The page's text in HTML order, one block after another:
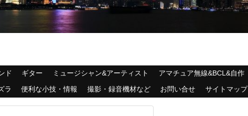
ド ギター ミュージシャン&アーティスト
アマチュア無線&BCL&自作
ラ 便利な小技・情報 撮影・録音機材など お問い合せ サイトマップ